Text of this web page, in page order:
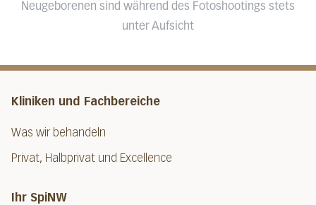
Neugeborenen sind während des Fotoshootings stets
unter Aufsicht
Kliniken und Fachbereiche
Was wir behandeln
Privat, Halbprivat und Excellence
Ihr SpiNW